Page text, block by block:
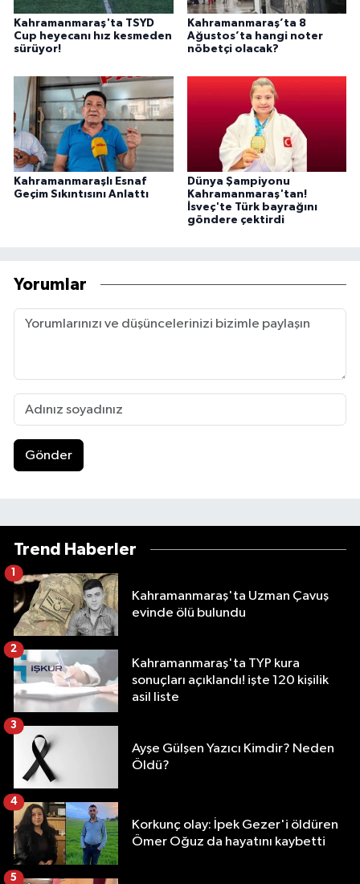
Kahramanmaraş'ta TSYD
Cup heyecanı hız kesmeden
sürüyor!
Kahramanmaraş’ta 8
Ağustos’ta hangi noter
nöbetçi olacak?
Kahramanmaraşlı Esnaf
Geçim Sıkıntısını Anlattı
Dünya Şampiyonu
Kahramanmaraş'tan!
İsveç'te Türk bayrağını
göndere çektirdi
Yorumlar
Gönder
Trend Haberler
Kahramanmaraş'ta Uzman Çavuş
evinde ölü bulundu
1
Kahramanmaraş'ta TYP kura
sonuçları açıklandı! işte 120 kişilik
asil liste
2
Ayşe Gülşen Yazıcı Kimdir? Neden
Öldü?
3
Korkunç olay: İpek Gezer'i öldüren
Ömer Oğuz da hayatını kaybetti
4
5